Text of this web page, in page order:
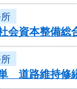
会資本整備
道路維持修